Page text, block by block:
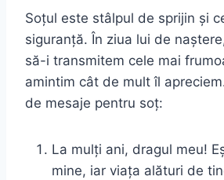
Soțul este stâlpul de sprijin și
siguranță. În ziua lui de
să-i transmitem cele mai
amintim cât de mult îl
de mesaje pentru soț:
La mulți ani, dragul meu!
mine, iar viața alături de